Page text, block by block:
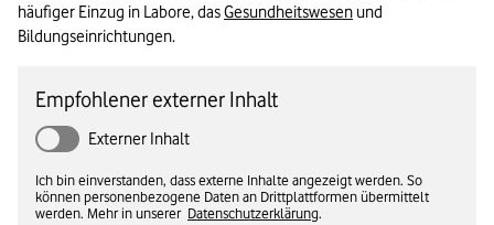
häufiger Einzug in Labore, das Gesundheitswesen und
Bildungseinrichtungen.
Empfohlener externer Inhalt
Externer Inhalt
Ich bin einverstanden, dass externe Inhalte angezeigt werden. So
können personenbezogene Daten an Drittplattformen übermittelt
werden. Mehr in unserer Datenschutzerklärung.